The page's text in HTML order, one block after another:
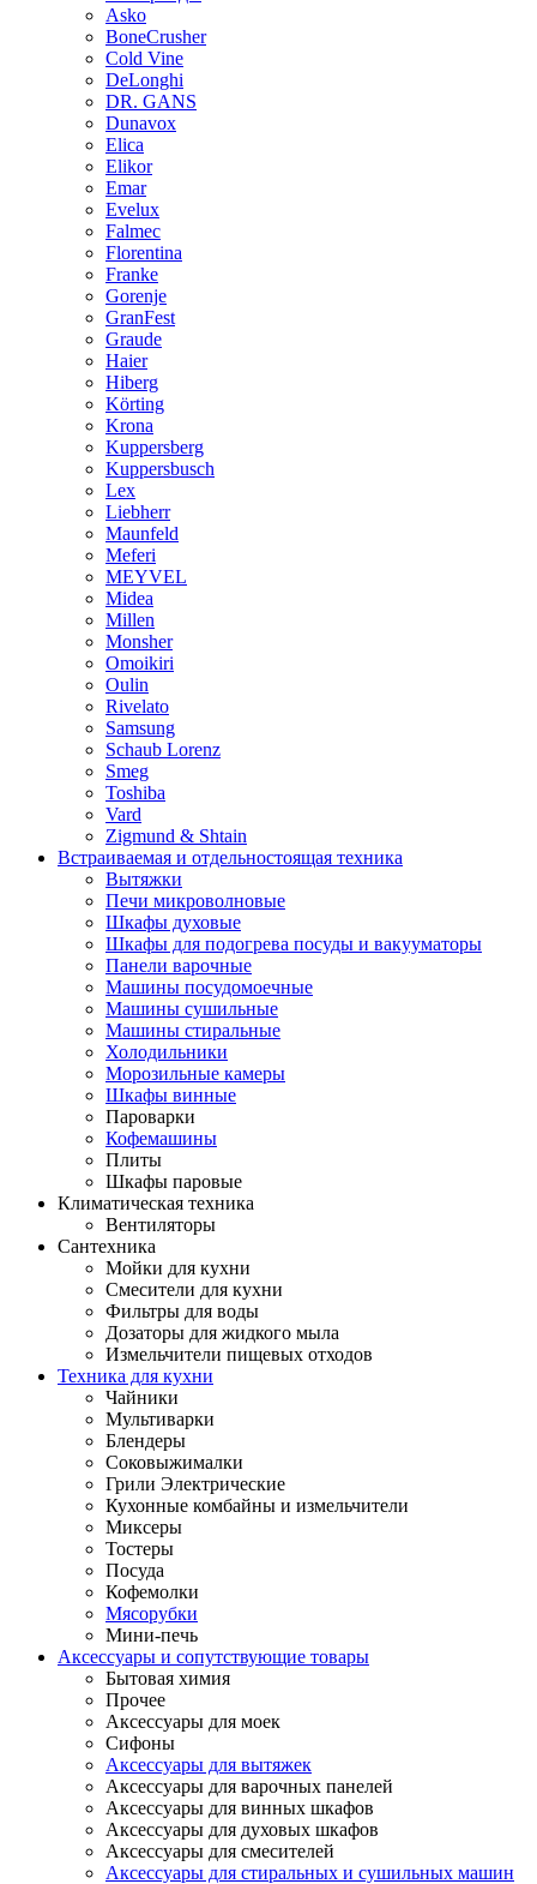
Asko
BoneCrusher
Cold Vine
DeLonghi
DR. GANS
Dunavox
Elica
Elikor
Emar
Evelux
Falmec
Florentina
Franke
Gorenje
GranFest
Graude
Haier
Hiberg
Körting
Krona
Kuppersberg
Kuppersbusch
Lex
Liebherr
Maunfeld
Meferi
MEYVEL
Midea
Millen
Monsher
Omoikiri
Oulin
Rivelato
Samsung
Schaub Lorenz
Smeg
Toshiba
Vard
Zigmund & Shtain
Встраиваемая и отдельностоящая техника
Вытяжки
Печи микроволновые
Шкафы духовые
Шкафы для подогрева посуды и вакууматоры
Панели варочные
Машины посудомоечные
Машины сушильные
Машины стиральные
Холодильники
Морозильные камеры
Шкафы винные
Пароварки
Кофемашины
Плиты
Шкафы паровые
Климатическая техника
Вентиляторы
Сантехника
Мойки для кухни
Смесители для кухни
Фильтры для воды
Дозаторы для жидкого мыла
Измельчители пищевых отходов
Техника для кухни
Чайники
Мультиварки
Блендеры
Соковыжималки
Грили Электрические
Кухонные комбайны и измельчители
Миксеры
Тостеры
Посуда
Кофемолки
Мясорубки
Мини-печь
Аксессуары и сопутствующие товары
Бытовая химия
Прочее
Аксессуары для моек
Сифоны
Аксессуары для вытяжек
Аксессуары для варочных панелей
Аксессуары для винных шкафов
Аксессуары для духовых шкафов
Аксессуары для смесителей
Аксессуары для стиральных и сушильных машин